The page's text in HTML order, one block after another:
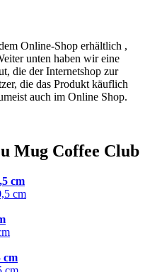
Online-Shop erhältlich ,
unten haben wir eine
die der Internetshop zur
die das Produkt käuflich
auch im Online Shop.
Mug Coffee Club
cm
cm